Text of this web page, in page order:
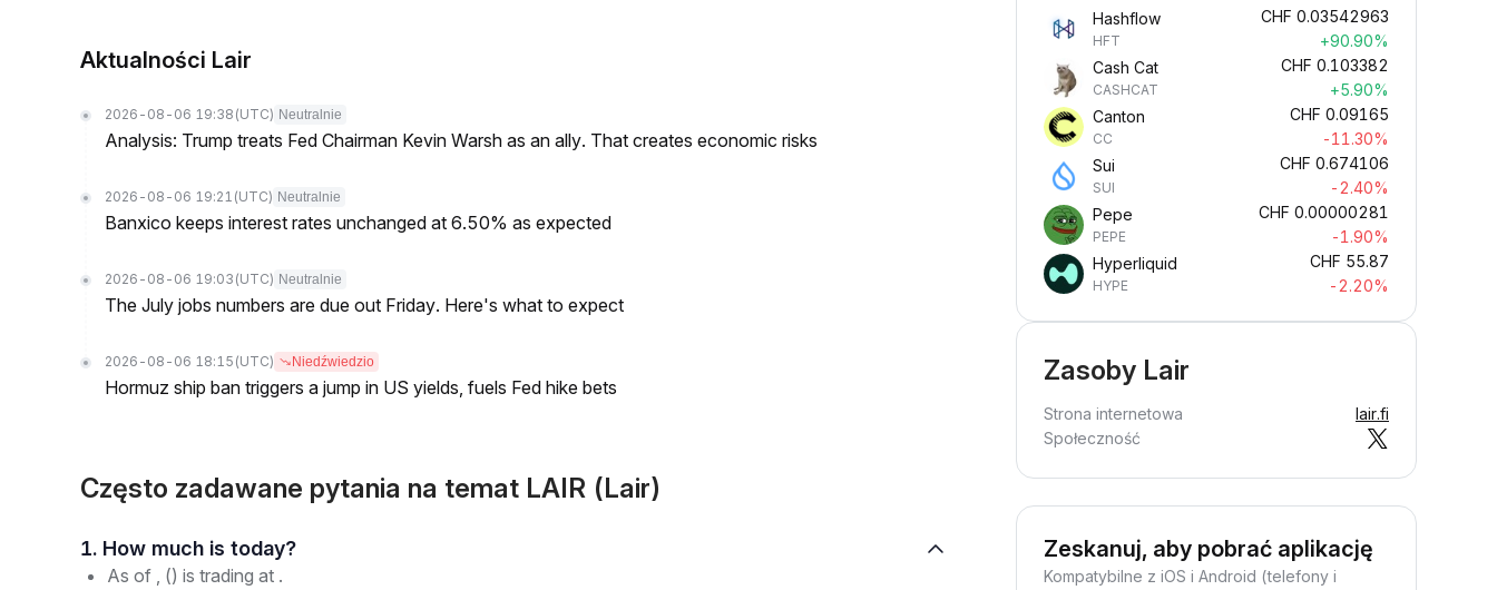
Aktualności Lair
2026-08-06 19:38 (UTC) Neutralnie
Analysis: Trump treats Fed Chairman Kevin Warsh as an ally. That creates economic risks
2026-08-06 19:21 (UTC) Neutralnie
Banxico keeps interest rates unchanged at 6.50% as expected
2026-08-06 19:03 (UTC) Neutralnie
The July jobs numbers are due out Friday. Here's what to expect
2026-08-06 18:15 (UTC) Niedźwiedzio
Hormuz ship ban triggers a jump in US yields, fuels Fed hike bets
Często zadawane pytania na temat LAIR (Lair)
1. How much is today?
As of , () is trading at .
Hashflow
HFT
CHF 0.03542963
+90.90%
Cash Cat
CASHCAT
CHF 0.103382
+5.90%
Canton
CC
CHF 0.09165
-11.30%
Sui
SUI
CHF 0.674106
-2.40%
Pepe
PEPE
CHF 0.00000281
-1.90%
Hyperliquid
HYPE
CHF 55.87
-2.20%
Zasoby Lair
Strona internetowa
lair.fi
Społeczność
Zeskanuj, aby pobrać aplikację
Kompatybilne z iOS i Android (telefony i